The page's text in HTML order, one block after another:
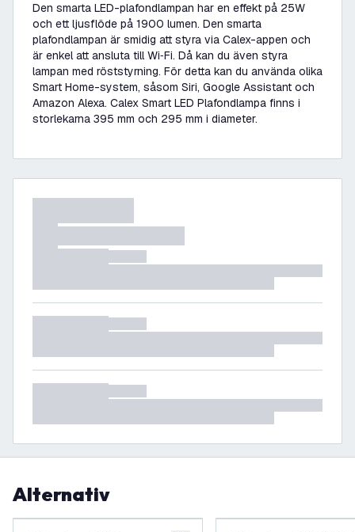
Den smarta LED-plafondlampan har en effekt på 25W
och ett ljusflöde på 1900 lumen. Den smarta
plafondlampan är smidig att styra via Calex-appen och
är enkel att ansluta till Wi‑Fi. Då kan du även styra
lampan med röststyrning. För detta kan du använda olika
Smart Home-system, såsom Siri, Google Assistant och
Amazon Alexa. Calex Smart LED Plafondlampa finns i
storlekarna 395 mm och 295 mm i diameter.
Alternativ